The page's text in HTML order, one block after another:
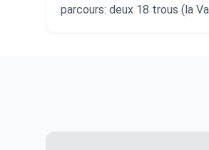
parcours: deux 18 trous (la